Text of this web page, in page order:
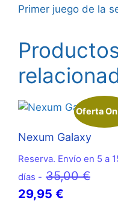
Primer juego de la
Oferta
Nexum Galaxy
Reserva. Envío en 5 a
días - 35,00€El
29,95 €